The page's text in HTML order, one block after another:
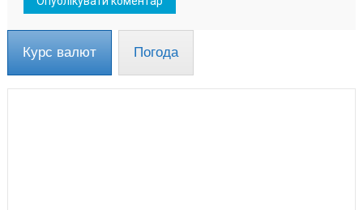
Курс валют Погода